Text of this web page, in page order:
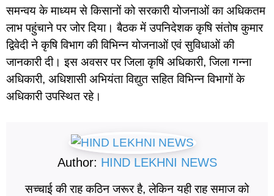
समन्वय के माध्यम से किसानों को सरकारी योजनाओं का अधिकतम
लाभ पहुंचाने पर जोर दिया। बैठक में उपनिदेशक कृषि संतोष कुमार
द्विवेदी ने कृषि विभाग की विभिन्न योजनाओं एवं सुविधाओं की
जानकारी दी। इस अवसर पर जिला कृषि अधिकारी, जिला गन्ना
अधिकारी, अधिशासी अभियंता विद्युत सहित विभिन्न विभागों के
अधिकारी उपस्थित रहे।
Author: HIND LEKHNI NEWS
सच्चाई की राह कठिन जरूर है, लेकिन यही राह समाज को